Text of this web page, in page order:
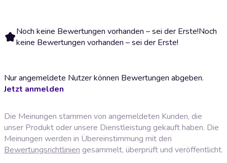
Noch keine Bewertungen vorhanden – sei der Erste!Noch
keine Bewertungen vorhanden – sei der Erste!
Nur angemeldete Nutzer können Bewertungen abgeben.
Jetzt anmelden
Die Meinungen stammen von angemeldeten Kunden, die
unser Produkt oder unsere Dienstleistung gekauft haben. Die
Meinungen werden in Übereinstimmung mit den
Bewertungsrichtlinien gesammelt, überprüft und veröffentlicht.